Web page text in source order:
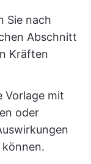
Sie nach
Abschnitt
Kräften
Vorlage mit
oder
können.